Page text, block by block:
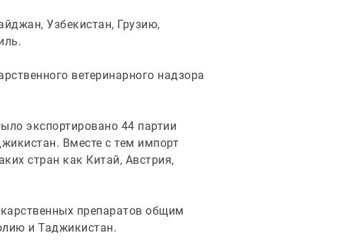
Узбекистан, Грузию,
ветеринарного надзора
экспортировано 44 партии
Вместе с тем импорт
стран как Китай, Австрия,
препаратов общим
и Таджикистан.